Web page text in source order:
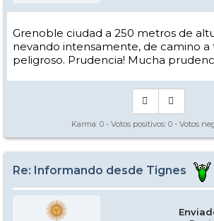
Grenoble ciudad a 250 metros de
nevando intensamente, de camino a
peligroso. Prudencia! Mucha
Karma: 0 - Votos positivos: 0 - Votos
Re: Informando desde Tignes